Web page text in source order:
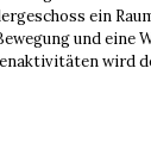
ein
und eine
wird